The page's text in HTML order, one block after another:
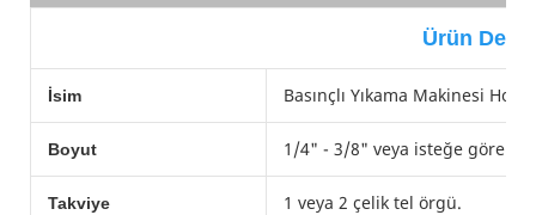
Ürün
İsim Basınçlı Yıkama Makinesi
Boyut 1/4" - 3/8" veya isteğe göre
Takviye 1 veya 2 çelik tel örgü.